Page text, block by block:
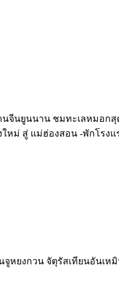
นจีนยูนนาน ชมทะเลหมอ
ใหม่ สู่ แม่ฮ่องสอน -พักโรง
านจูหยงกวน จัตุรัสเทียนอั